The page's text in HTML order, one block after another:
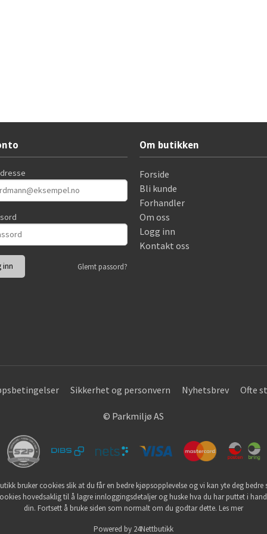
Glemt passord?
Om butikken
Forside
Bli kunde
Forhandler
Om oss
Logg inn
Kontakt oss
Sikkerhet og personvern Nyhetsbrev Ofte
© Parkmiljø AS
bruker cookies slik at du får en bedre kjøpsopplevelse og vi kan yte deg bedre
hovedsaklig til å lagre innloggingsdetaljer og huske hva du har puttet i
din. Fortsett å bruke siden som normalt om du godtar dette. Les mer
Powered by 24Nettbutikk